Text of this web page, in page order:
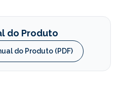
do Produto
do Produto (PDF)